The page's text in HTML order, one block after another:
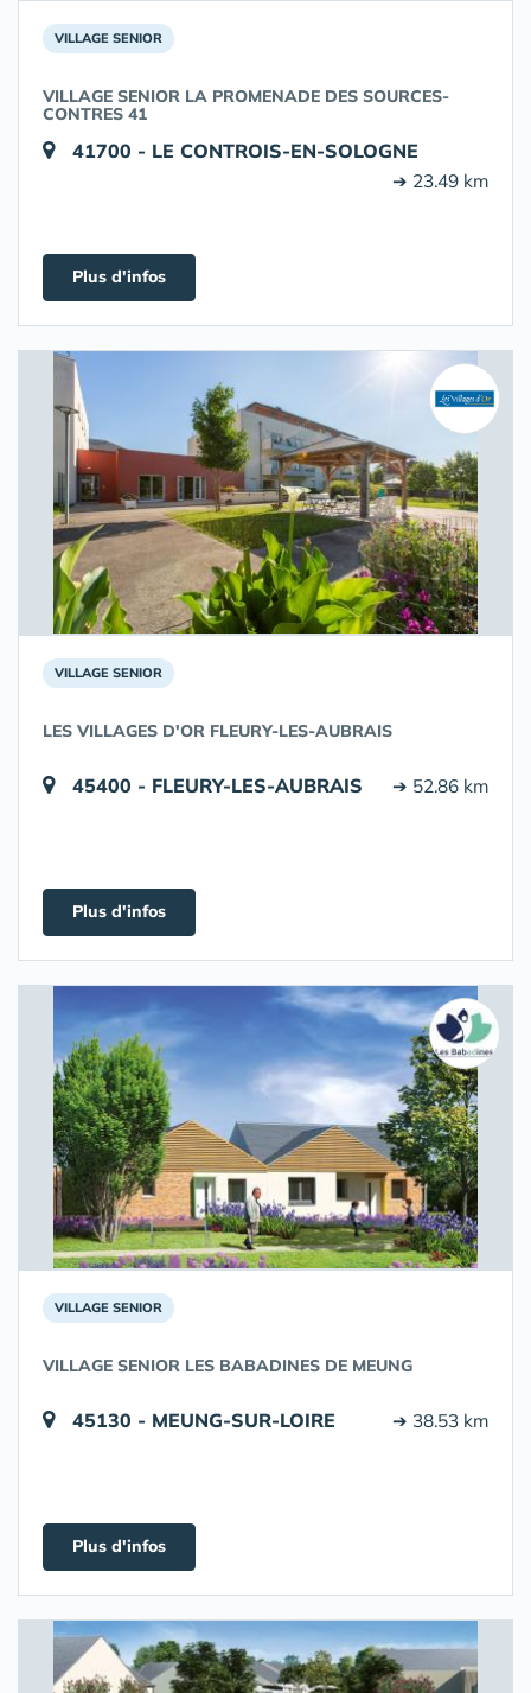
VILLAGE SENIOR
VILLAGE SENIOR LA PROMENADE DES SOURCES-
CONTRES 41
41700 - LE CONTROIS-EN-SOLOGNE
➔ 23.49 km
Plus d'infos
VILLAGE SENIOR
LES VILLAGES D'OR FLEURY-LES-AUBRAIS
45400 - FLEURY-LES-AUBRAIS ➔ 52.86 km
Plus d'infos
VILLAGE SENIOR
VILLAGE SENIOR LES BABADINES DE MEUNG
45130 - MEUNG-SUR-LOIRE ➔ 38.53 km
Plus d'infos